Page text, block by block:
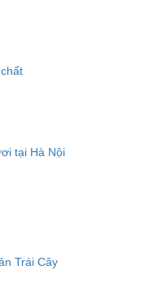
tại Hà Nội
Trái Cây